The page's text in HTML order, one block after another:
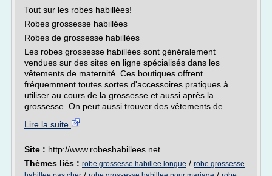
Tout sur les robes habillées!
Robes grossesse habillées
Robes de grossesse habillées
Les robes grossesse habillées sont généralement
vendues sur des sites en ligne spécialisés dans les
vêtements de maternité. Ces boutiques offrent
fréquemment toutes sortes d'accessoires pratiques à
utiliser au cours de la grossesse et aussi après la
grossesse. On peut aussi trouver des vêtements de...
Lire la suite
Site : http://www.robeshabillees.net
Thèmes liés : robe grossesse habillee longue / robe grossesse